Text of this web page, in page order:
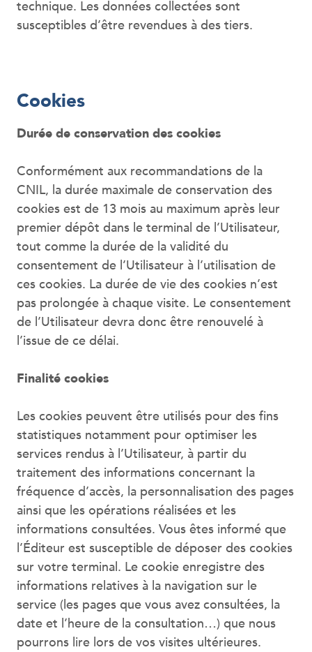
technique. Les données collectées sont
susceptibles d’être revendues à des tiers.
Cookies
Durée de conservation des cookies
Conformément aux recommandations de la
CNIL, la durée maximale de conservation des
cookies est de 13 mois au maximum après leur
premier dépôt dans le terminal de l’Utilisateur,
tout comme la durée de la validité du
consentement de l’Utilisateur à l’utilisation de
ces cookies. La durée de vie des cookies n’est
pas prolongée à chaque visite. Le consentement
de l’Utilisateur devra donc être renouvelé à
l’issue de ce délai.
Finalité cookies
Les cookies peuvent être utilisés pour des fins
statistiques notamment pour optimiser les
services rendus à l’Utilisateur, à partir du
traitement des informations concernant la
fréquence d’accès, la personnalisation des pages
ainsi que les opérations réalisées et les
informations consultées. Vous êtes informé que
l’Éditeur est susceptible de déposer des cookies
sur votre terminal. Le cookie enregistre des
informations relatives à la navigation sur le
service (les pages que vous avez consultées, la
date et l’heure de la consultation…) que nous
pourrons lire lors de vos visites ultérieures.